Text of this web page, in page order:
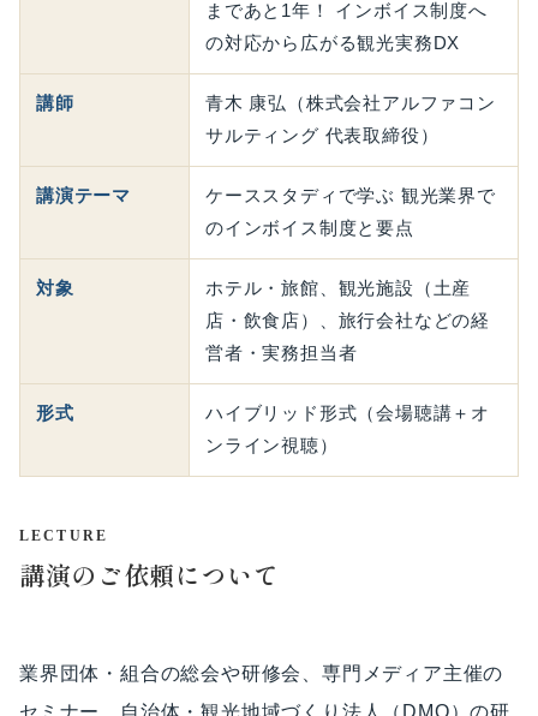
まであと1年！ インボイス制度へ
の対応から広がる観光実務DX
講師
青木 康弘（株式会社アルファコン
サルティング 代表取締役）
講演テーマ
ケーススタディで学ぶ 観光業界で
のインボイス制度と要点
対象
ホテル・旅館、観光施設（土産
店・飲食店）、旅行会社などの経
営者・実務担当者
形式
ハイブリッド形式（会場聴講＋オ
ンライン視聴）
LECTURE
講演のご依頼について
業界団体・組合の総会や研修会、専門メディア主催の
セミナー、自治体・観光地域づくり法人（DMO）の研